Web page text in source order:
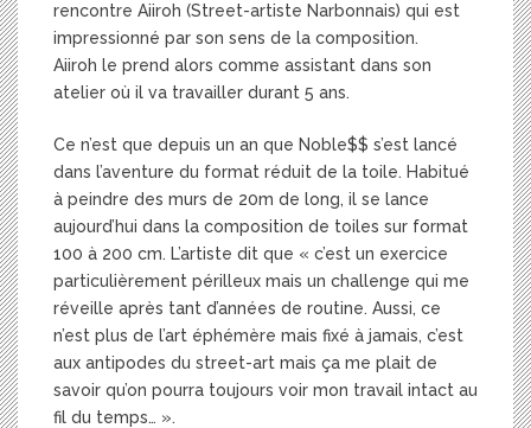
rencontre Aiiroh (Street-artiste Narbonnais) qui est
impressionné par son sens de la composition.
Aiiroh le prend alors comme assistant dans son
atelier où il va travailler durant 5 ans.
Ce n’est que depuis un an que Noble$$ s’est lancé
dans l’aventure du format réduit de la toile. Habitué
à peindre des murs de 20m de long, il se lance
aujourd’hui dans la composition de toiles sur format
100 à 200 cm. L’artiste dit que « c’est un exercice
particulièrement périlleux mais un challenge qui me
réveille après tant d’années de routine. Aussi, ce
n’est plus de l’art éphémère mais fixé à jamais, c’est
aux antipodes du street-art mais ça me plait de
savoir qu’on pourra toujours voir mon travail intact au
fil du temps… ».